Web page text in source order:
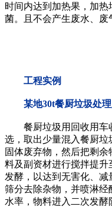
时间内达到加热果，加
菌。且不会产生废水、废
工程实例
某地30t餐厨垃圾处理
餐厨垃圾用回收用车
选，取出少量混入餐厨
固体废弃物，然后把剩
料及副资材进行搅拌提
发酵，以达到无害化、
筛分去除杂物，并喷淋
水率，物料进入二次发